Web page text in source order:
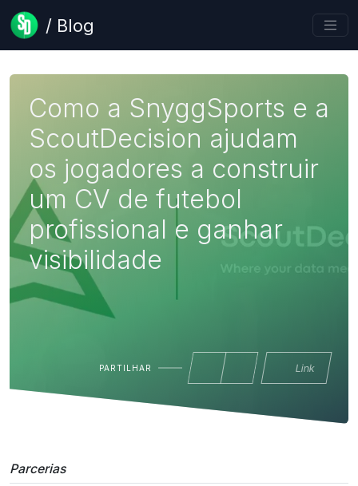
/ Blog
Como a SnyggSports e a
ScoutDecision ajudam
os jogadores a construir
um CV de futebol
profissional e ganhar
visibilidade
PARTILHAR Link
Parcerias